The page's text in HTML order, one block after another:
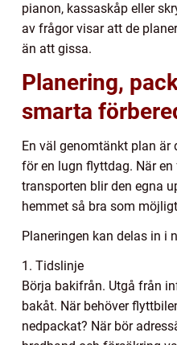
pianon, kassaskåp eller
av frågor visar att de
än att gissa.
Planering,
smarta
En väl genomtänkt plan
för en lugn flyttdag. När
transporten blir den egna
hemmet så bra som
Planeringen kan delas in i
1. Tidslinje
Börja bakifrån. Utgå från
bakåt. När behöver
nedpackat? När bör